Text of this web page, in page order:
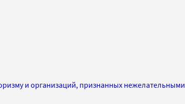
и организаций, признанных нежелательными